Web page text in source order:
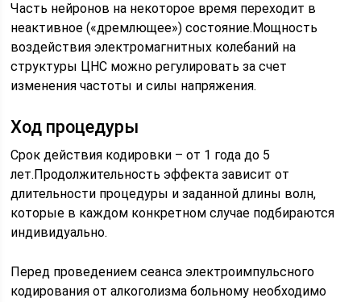
Часть нейронов на некоторое время переходит в
неактивное («дремлющее») состояние.Мощность
воздействия электромагнитных колебаний на
структуры ЦНС можно регулировать за счет
изменения частоты и силы напряжения.
Ход процедуры
Срок действия кодировки – от 1 года до 5
лет.Продолжительность эффекта зависит от
длительности процедуры и заданной длины волн,
которые в каждом конкретном случае подбираются
индивидуально.
Перед проведением сеанса электроимпульсного
кодирования от алкоголизма больному необходимо